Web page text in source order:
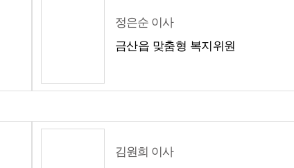
정은순 이사
금산읍 맞춤형 복지위원
김원희 이사